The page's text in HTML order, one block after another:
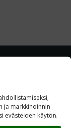
ja markkinoinnin
evästeiden käytön.